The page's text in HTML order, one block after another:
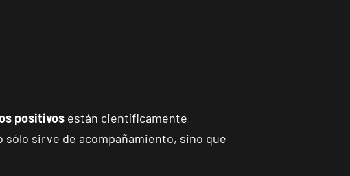
positivos están científicamente
sirve de acompañamiento, sino que